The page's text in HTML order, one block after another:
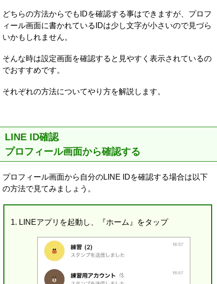
どちらの方法からでもIDを確認する事はできますが、プロフ
ィール画面に書かれているIDは少し文字が小さいので見づら
いかもしれません。
そんな時は設定画面を確認すると見やすく表示されているの
でおすすめです。
それぞれの方法についてやり方を解説します。
LINE ID確認
プロフィール画面から確認する
プロフィール画面から自分のLINE IDを確認する場合は以下
の方法で見てみましょう。
LINEアプリを起動し、『ホーム』をタップ